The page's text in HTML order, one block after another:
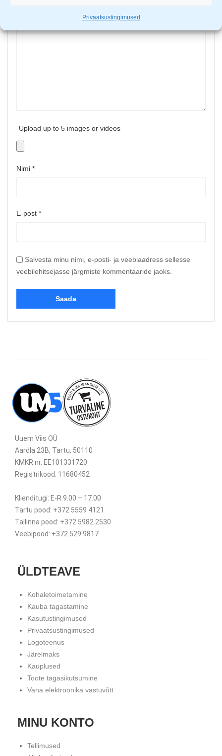
Privaatsustingimused
Upload up to 5 images or videos
Nimi *
E-post *
Salvesta minu nimi, e-posti- ja veebiaadress sellesse
veebilehitsejasse järgmiste kommentaaride jaoks.
Uuem Viis OÜ
Aardla 23B, Tartu, 50110
KMKR nr. EE101331720
Registrikood: 11680452
Klienditugi: E-R 9.00 – 17.00
Tartu pood: +372 5559 4121
Tallinna pood: +372 5982 2530
Veebipood: +372 529 9817
ÜLDTEAVE
Kohaletoimetamine
Kauba tagastamine
Kasutustingimused
Privaatsustingimused
Logoteenus
Järelmaks
Kauplused
Toote tagasikutsumine
Vana elektroonika vastuvõtt
MINU KONTO
Tellimused